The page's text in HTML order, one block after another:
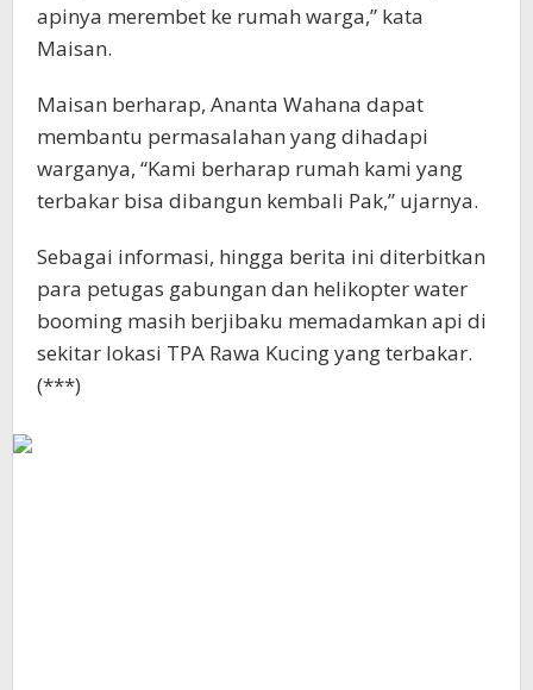
apinya merembet ke rumah warga,” kata
Maisan.
Maisan berharap, Ananta Wahana dapat
membantu permasalahan yang dihadapi
warganya, “Kami berharap rumah kami yang
terbakar bisa dibangun kembali Pak,” ujarnya.
Sebagai informasi, hingga berita ini diterbitkan
para petugas gabungan dan helikopter water
booming masih berjibaku memadamkan api di
sekitar lokasi TPA Rawa Kucing yang terbakar.
(***)